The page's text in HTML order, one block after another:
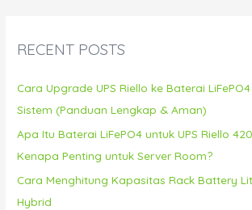
h
:
RECENT POSTS
Cara Upgrade UPS Riello ke Baterai
Sistem (Panduan Lengkap & Aman)
Apa Itu Baterai LiFePO4 untuk UPS Riello
Kenapa Penting untuk Server Room?
Cara Menghitung Kapasitas Rack Battery
Hybrid